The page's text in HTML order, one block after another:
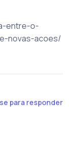
entre-o-
novas-acoes/
para responder